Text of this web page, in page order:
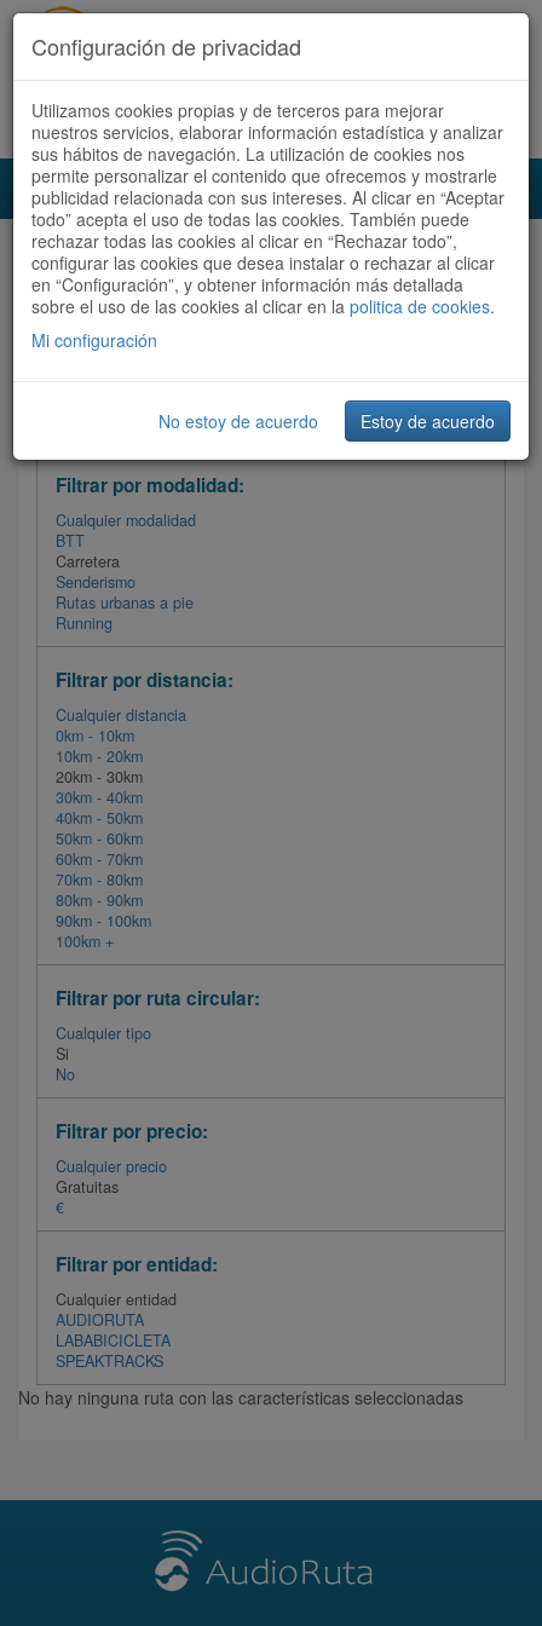
Acceder Registrate ahora Español | Català
Audioruta Todas las rutas
Todas las rutas Ordenar por:Más recientes
Filtrar las rutas
Filtrar por modalidad:
Cualquier modalidad
BTT
Carretera
Senderismo
Rutas urbanas a pie
Running
Filtrar por distancia:
Cualquier distancia
0km - 10km
10km - 20km
20km - 30km
30km - 40km
40km - 50km
50km - 60km
60km - 70km
70km - 80km
80km - 90km
90km - 100km
100km +
Filtrar por ruta circular:
Cualquier tipo
Si
No
Filtrar por precio:
Cualquier precio
Gratuitas
€
Filtrar por entidad:
Cualquier entidad
AUDIORUTA
LABABICICLETA
SPEAKTRACKS
No hay ninguna ruta con las características seleccionadas
Configuración de privacidad
Utilizamos cookies propias y de terceros para mejorar
nuestros servicios, elaborar información estadística y analizar
sus hábitos de navegación. La utilización de cookies nos
permite personalizar el contenido que ofrecemos y mostrarle
publicidad relacionada con sus intereses. Al clicar en “Aceptar
todo” acepta el uso de todas las cookies. También puede
rechazar todas las cookies al clicar en “Rechazar todo”,
configurar las cookies que desea instalar o rechazar al clicar
en “Configuración”, y obtener información más detallada
sobre el uso de las cookies al clicar en la politica de cookies.
Mi configuración
No estoy de acuerdo Estoy de acuerdo